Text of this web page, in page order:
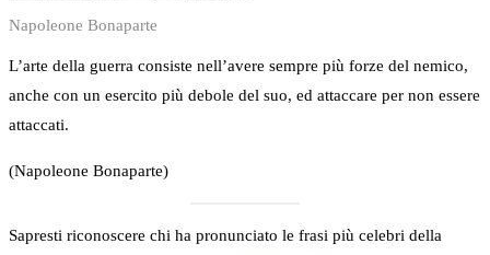
Napoleone Bonaparte
L’arte della guerra consiste nell’avere sempre più forze del nemico,
anche con un esercito più debole del suo, ed attaccare per non essere
attaccati.
(Napoleone Bonaparte)
Sapresti riconoscere chi ha pronunciato le frasi più celebri della